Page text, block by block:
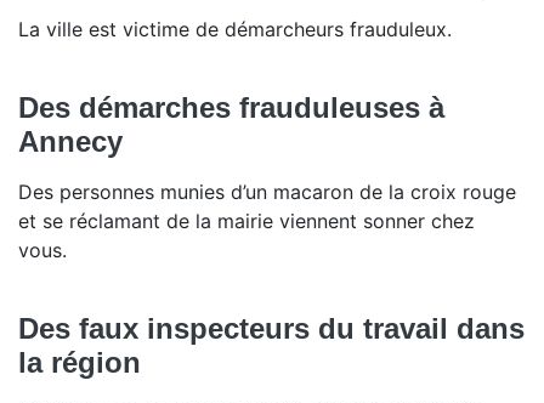
La ville est victime de démarcheurs frauduleux.
Des démarches frauduleuses à
Annecy
Des personnes munies d’un macaron de la croix rouge
et se réclamant de la mairie viennent sonner chez
vous.
Des faux inspecteurs du travail dans
la région